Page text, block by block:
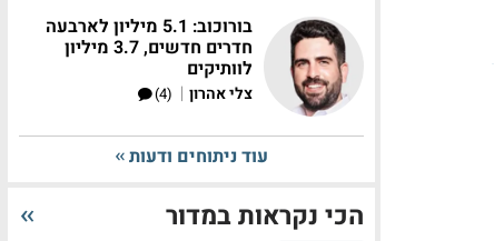
בורוכוב: 5.1 מיליון לארבעה
חדרים חדשים, 3.7 מיליון
לוותיקים
צלי אהרון |
(4)
עוד ניתוחים ודעות
הכי נקראות במדור